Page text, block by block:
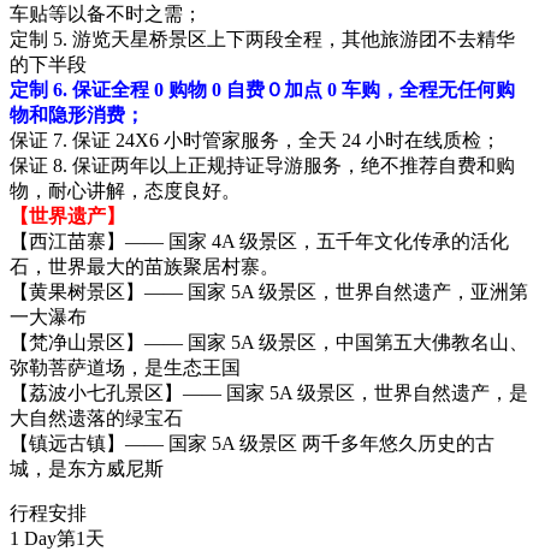
车贴等以备不时之需；
定制 5. 游览天星桥景区上下两段全程，其他旅游团不去精华
的下半段
定制 6. 保证全程 0 购物 0 自费０加点 0 车购，全程无任何购
物和隐形消费；
保证 7. 保证 24X6 小时管家服务，全天 24 小时在线质检；
保证 8. 保证两年以上正规持证导游服务，绝不推荐自费和购
物，耐心讲解，态度良好。
【世界遗产】
【西江苗寨】—— 国家 4A 级景区，五千年文化传承的活化
石，世界最大的苗族聚居村寨。
【黄果树景区】—— 国家 5A 级景区，世界自然遗产，亚洲第
一大瀑布
【梵净山景区】—— 国家 5A 级景区，中国第五大佛教名山、
弥勒菩萨道场，是生态王国
【荔波小七孔景区】—— 国家 5A 级景区，世界自然遗产，是
大自然遗落的绿宝石
【镇远古镇】—— 国家 5A 级景区 两千多年悠久历史的古
城，是东方威尼斯
行程安排
1 Day第1天